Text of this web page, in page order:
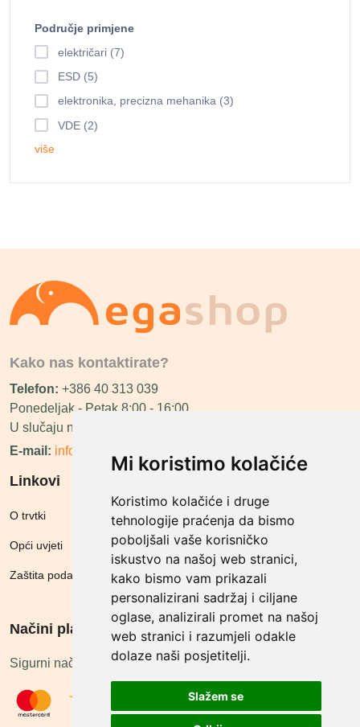
Mi koristimo kolačiće
Koristimo kolačiće i druge
tehnologije praćenja da bismo
poboljšali vaše korisničko
iskustvo na našoj web stranici,
kako bismo vam prikazali
personalizirani sadržaj i ciljane
oglase, analizirali promet na našoj
web stranici i razumjeli odakle
dolaze naši posjetitelji.
Slažem se
Područje primjene
električari (7)
ESD (5)
elektronika, precizna mehanika (3)
VDE (2)
više
Kako nas kontaktirate?
Telefon: +386 40 313 039
Ponedeljak - Petak 8:00 - 16:00
U slučaju neraspoloživosti ćemo vas nazvati.
E-mail: info@megashop.hr
Linkovi
O trvtki
Opći uvjeti
Zaštita podataka
Načini plačanja
Sigurni načini plaćanja